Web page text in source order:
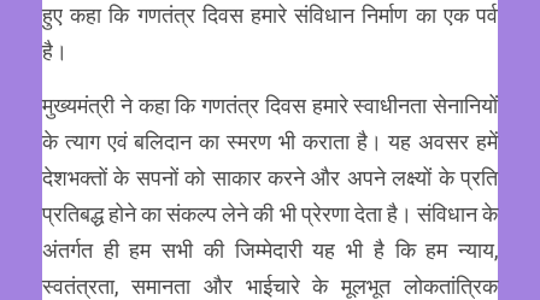
हुए कहा कि गणतंत्र दिवस हमारे संविधान निर्माण का एक पर्व
है।
मुख्यमंत्री ने कहा कि गणतंत्र दिवस हमारे स्वाधीनता सेनानियों
के त्याग एवं बलिदान का स्मरण भी कराता है। यह अवसर हमें
देशभक्तों के सपनों को साकार करने और अपने लक्ष्यों के प्रति
प्रतिबद्ध होने का संकल्प लेने की भी प्रेरणा देता है। संविधान के
अंतर्गत ही हम सभी की जिम्मेदारी यह भी है कि हम न्याय,
स्वतंत्रता, समानता और भाईचारे के मूलभूत लोकतांत्रिक